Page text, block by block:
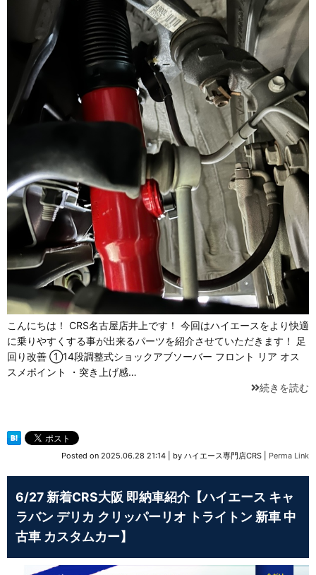
こんにちは！ CRS名古屋店井上です！ 今回はハイエースをより快適
に乗りやすくする事が出来るパーツを紹介させていただきます！ 足
回り改善 ①14段調整式ショックアブソーバー フロント リア オス
スメポイント ・突き上げ感…
続きを読む
Posted on 2025.06.28 21:14 by ハイエース専門店CRS Perma Link
6/27 新着CRS大阪 即納車紹介【ハイエース キャ
ラバン デリカ クリッパーリオ トライトン 新車 中
古車 カスタムカー】